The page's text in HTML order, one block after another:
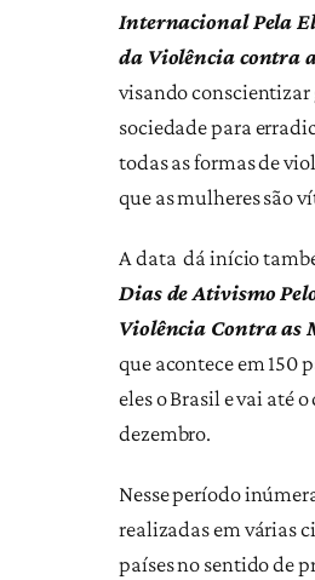
Internacional Pela
da Violência contra
visando conscientizar
sociedade para
todas as formas de
que as mulheres são
A data dá início
Dias de Ativismo
Violência Contra as
que acontece em 150
eles o Brasil e vai até o
dezembro.
Nesse período
realizadas em várias
países no sentido de